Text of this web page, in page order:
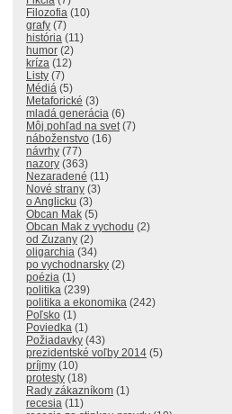
Filozofia (10)
grafy (7)
história (11)
humor (2)
kríza (12)
Listy (7)
Médiá (5)
Metaforické (3)
mladá generácia (6)
Môj pohľad na svet(7)
náboženstvo (16)
návrhy (77)
nazory (363)
Nezaradené (11)
Nové strany (3)
o Anglicku (3)
Obcan Mak (5)
Obcan Mak z vychodu (2)
od Zuzany (2)
oligarchia (34)
po vychodnarsky (2)
poézia (1)
politika (239)
politika a ekonomika (242)
Poľsko (1)
Poviedka (1)
Požiadavky (43)
prezidentské voľby 2014 (5)
príjmy (10)
protesty (18)
Rady zákazníkom (1)
recesia (11)